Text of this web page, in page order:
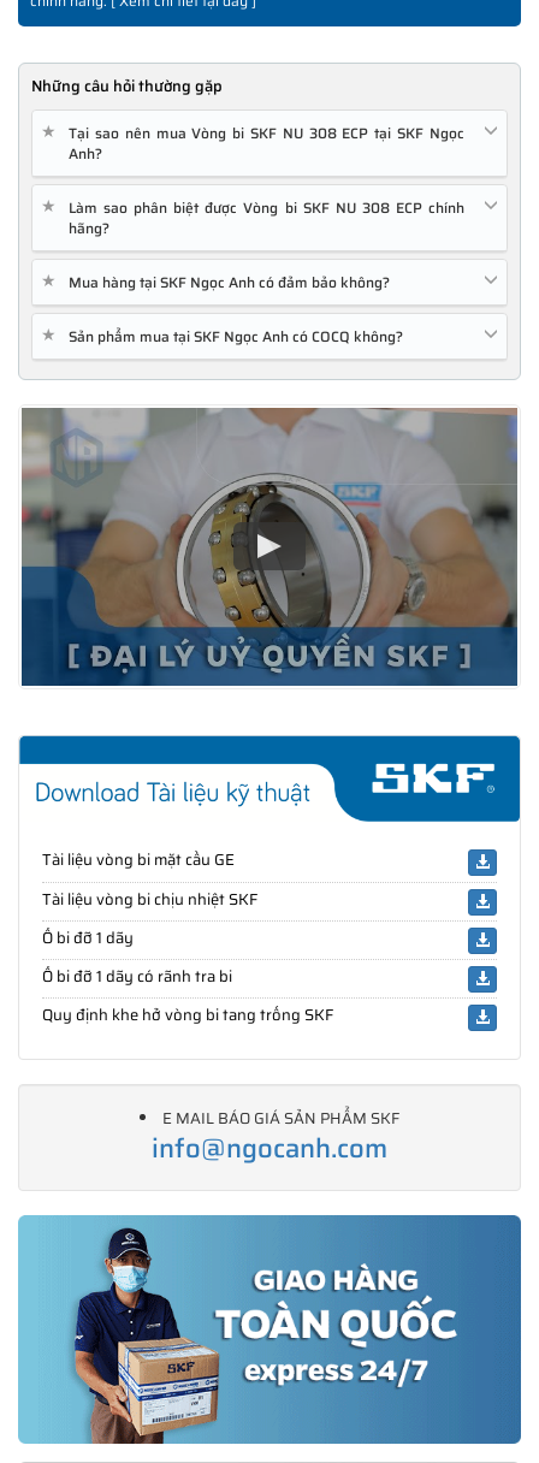
Những câu hỏi thường gặp
★
Tại sao nên mua Vòng bi SKF NU 308 ECP tại SKF Ngọc
Anh?
★
Làm sao phân biệt được Vòng bi SKF NU 308 ECP chính
hãng?
★ Mua hàng tại SKF Ngọc Anh có đảm bảo không?
★ Sản phẩm mua tại SKF Ngọc Anh có COCQ không?
Tài liệu vòng bi mặt cầu GE
Tài liệu vòng bi chịu nhiệt SKF
Ổ bi đỡ 1 dãy
Ổ bi đỡ 1 dãy có rãnh tra bi
Quy định khe hở vòng bi tang trống SKF
E MAIL BÁO GIÁ SẢN PHẨM SKF
info@ngocanh.com